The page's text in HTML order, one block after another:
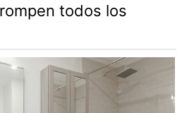
todos los